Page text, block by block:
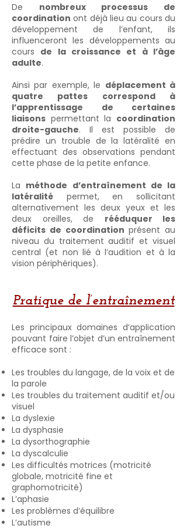
De nombreux processus de
coordination ont déjà lieu au cours du
développement de l’enfant, ils
influenceront les développements au
cours de la croissance et à l’âge
adulte.
Ainsi par exemple, le déplacement à
quatre pattes correspond à
l’apprentissage de certaines
liaisons permettant la coordination
droite-gauche. Il est possible de
prédire un trouble de la latéralité en
effectuant des observations pendant
cette phase de la petite enfance.
La méthode d’entraînement de la
latéralité permet, en sollicitant
alternativement les deux yeux et les
deux oreilles, de rééduquer les
déficits de coordination présent au
niveau du traitement auditif et visuel
central (et non lié à l’audition et à la
vision périphériques).
Pratique de l’entraînement
​​Les principaux domaines d’application
pouvant faire l’objet d’un entraînement
efficace sont :
Les troubles du langage, de la voix et de
la parole
Les troubles du traitement auditif et/ou
visuel
La dyslexie
La dysphasie
La dysorthographie
La dyscalculie
Les difficultés motrices (motricité
globale, motricité fine et
graphomotricité)
L’aphasie
Les problèmes d’équilibre
L’autisme